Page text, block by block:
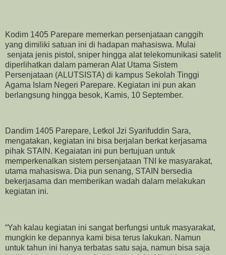
Kodim 1405 Parepare memerkan persenjataan canggih
yang dimiliki satuan ini di hadapan mahasiswa. Mulai
senjata jenis pistol, sniper hingga alat telekomunikasi satelit
diperlihatkan dalam pameran Alat Utama Sistem
Persenjataan (ALUTSISTA) di kampus Sekolah Tinggi
Agama Islam Negeri Parepare. Kegiatan ini pun akan
berlangsung hingga besok, Kamis, 10 September.
Dandim 1405 Parepare, Letkol Jzi Syarifuddin Sara,
mengatakan, kegiatan ini bisa berjalan berkat kerjasama
pihak STAIN. Kegaiatan ini pun bertujuan untuk
memperkenalkan sistem persenjataan TNI ke masyarakat,
utama mahasiswa. Dia pun senang, STAIN bersedia
bekerjasama dan memberikan wadah dalam melakukan
kegiatan ini.
“Yah kalau kegiatan ini sangat berfungsi untuk masyarakat,
mungkin ke depannya kami bisa terus lakukan. Namun
untuk tahun ini hanya terbatas satu saja, namun bisa saja